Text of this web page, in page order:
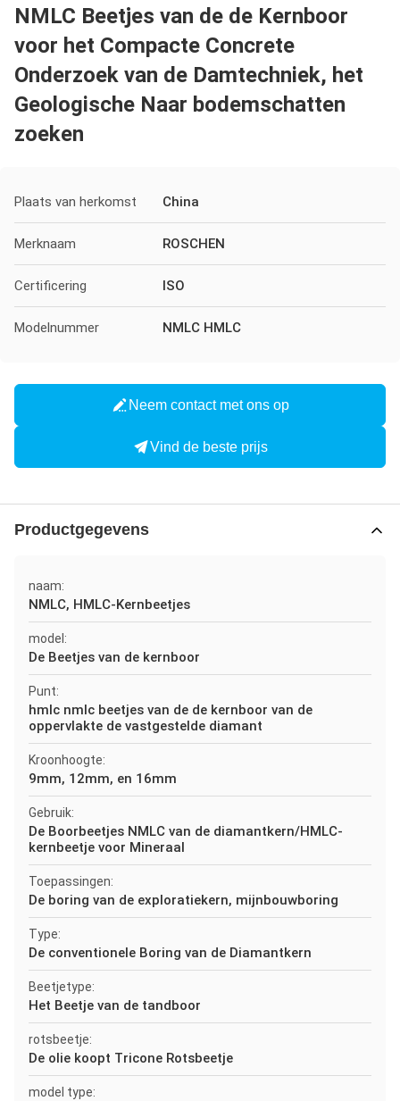
NMLC Beetjes van de de Kernboor
voor het Compacte Concrete
Onderzoek van de Damtechniek, het
Geologische Naar bodemschatten
zoeken
Plaats van herkomst China
Merknaam ROSCHEN
Certificering ISO
Modelnummer NMLC HMLC
Neem contact met ons op
Vind de beste prijs
Productgegevens
naam:
NMLC, HMLC-Kernbeetjes
model:
De Beetjes van de kernboor
Punt:
hmlc nmlc beetjes van de de kernboor van de
oppervlakte de vastgestelde diamant
Kroonhoogte:
9mm, 12mm, en 16mm
Gebruik:
De Boorbeetjes NMLC van de diamantkern/HMLC-
kernbeetje voor Mineraal
Toepassingen:
De boring van de exploratiekern, mijnbouwboring
Type:
De conventionele Boring van de Diamantkern
Beetjetype:
Het Beetje van de tandboor
rotsbeetje:
De olie koopt Tricone Rotsbeetje
model type: